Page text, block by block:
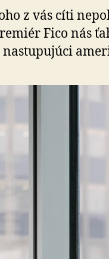
z vás cíti
Fico nás